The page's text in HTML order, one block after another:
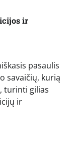
ir
pasaulis
savaičių, kurią
turinti gilias
ir